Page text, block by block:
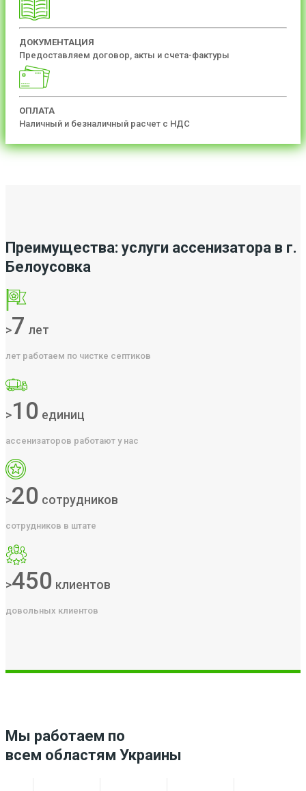
ДОКУМЕНТАЦИЯ
Предоставляем договор, акты и счета-фактуры
ОПЛАТА
Наличный и безналичный расчет с НДС
Преимущества: услуги ассенизатора в г.
Белоусовка
>7 лет
лет работаем по чистке септиков
>10 единиц
ассенизаторов работают у нас
>20 сотрудников
сотрудников в штате
>450 клиентов
довольных клиентов
Мы работаем по
всем областям Украины